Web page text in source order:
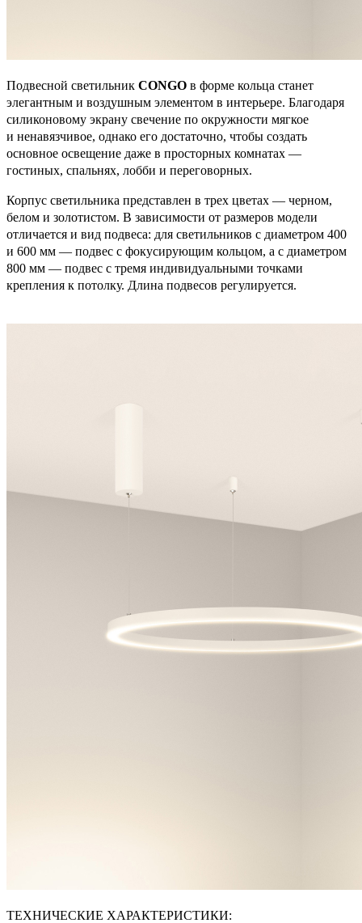
Подвесной светильник CONGO в форме кольца станет
элегантным и воздушным элементом в интерьере. Благодаря
силиконовому экрану свечение по окружности мягкое
и ненавязчивое, однако его достаточно, чтобы создать
основное освещение даже в просторных комнатах —
гостиных, спальнях, лобби и переговорных.
Корпус светильника представлен в трех цветах — черном,
белом и золотистом. В зависимости от размеров модели
отличается и вид подвеса: для светильников с диаметром 400
и 600 мм — подвес с фокусирующим кольцом, а с диаметром
800 мм — подвес с тремя индивидуальными точками
крепления к потолку. Длина подвесов регулируется.
ТЕХНИЧЕСКИЕ ХАРАКТЕРИСТИКИ: